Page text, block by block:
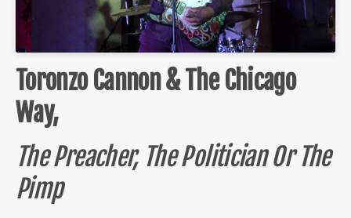
Toronzo Cannon & The Chicago
Way,
The Preacher, The Politician Or The
Pimp